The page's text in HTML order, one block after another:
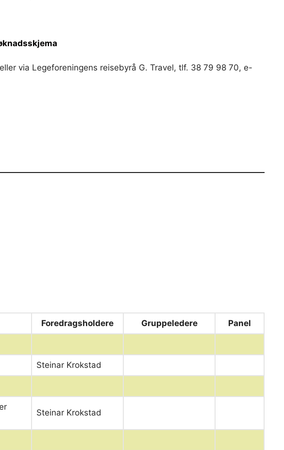
via Legeforeningens reisebyrå G. Travel, tlf. 38 79 98 70, e-
Foredragsholdere Gruppeledere Panel
Steinar Krokstad
Steinar Krokstad